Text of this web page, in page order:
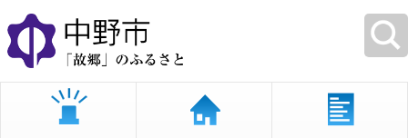
本
文
へ
移